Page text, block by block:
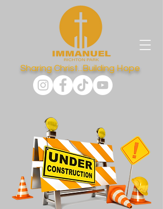
Sharing Christ...Building Hope